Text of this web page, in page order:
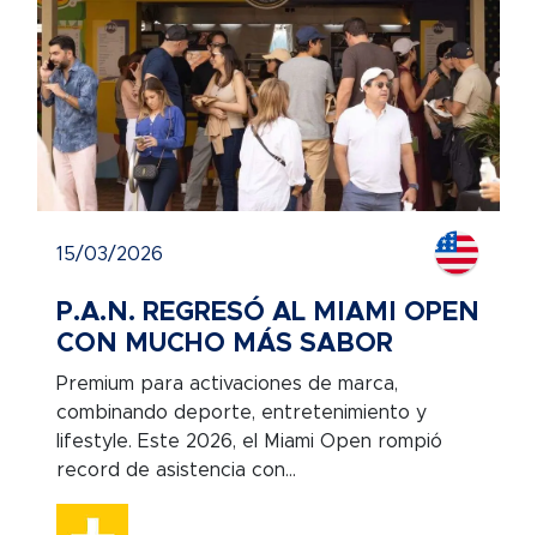
15/03/2026
P.A.N. REGRESÓ AL MIAMI OPEN
CON MUCHO MÁS SABOR
Premium para activaciones de marca,
combinando deporte, entretenimiento y
lifestyle. Este 2026, el Miami Open rompió
record de asistencia con...